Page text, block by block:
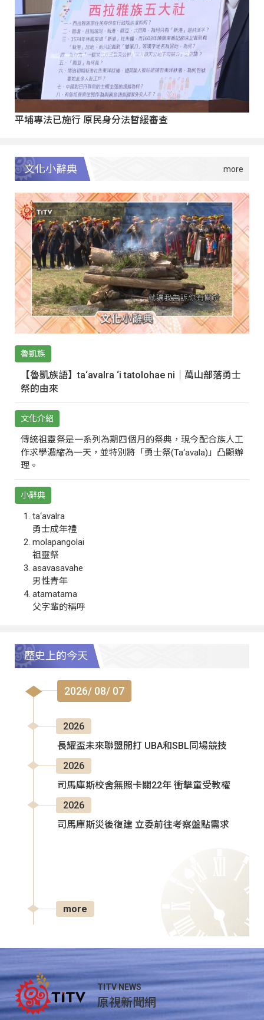
平埔專法已施行 原民身分法暫緩審查
文化小辭典
魯凱族
【魯凱族語】ta‘avalra ‘i tatolohae ni｜萬山部落勇士
祭的由來
文化介紹
傳統祖靈祭是一系列為期四個月的祭典，現今配合族人工
作求學濃縮為一天，並特別將「勇士祭(Ta‘avala)」凸顯辦
理。
小辭典
ta‘avalra
勇士成年禮
molapangolai
祖靈祭
asavasavahe
男性青年
atamatama
父字輩的稱呼
歷史上的今天
2026/ 08/ 07
2026
長耀盃未來聯盟開打 UBA和SBL同場競技
2026
司馬庫斯校舍無照卡關22年 衝擊童受教權
2026
司馬庫斯災後復建 立委前往考察盤點需求
more
TITV NEWS
原視新聞網